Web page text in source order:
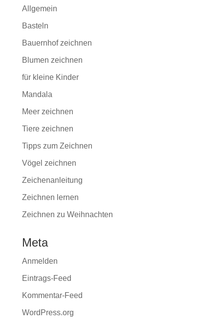
Allgemein
Basteln
Bauernhof zeichnen
Blumen zeichnen
für kleine Kinder
Mandala
Meer zeichnen
Tiere zeichnen
Tipps zum Zeichnen
Vögel zeichnen
Zeichenanleitung
Zeichnen lernen
Zeichnen zu Weihnachten
Meta
Anmelden
Eintrags-Feed
Kommentar-Feed
WordPress.org